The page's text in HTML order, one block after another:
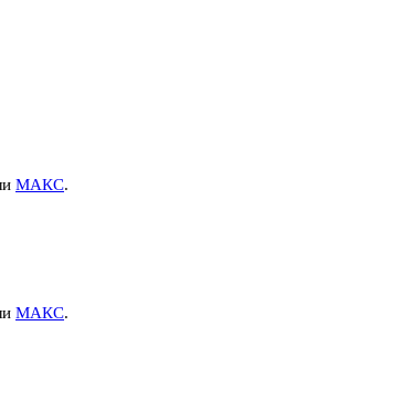
МАКС.
МАКС.